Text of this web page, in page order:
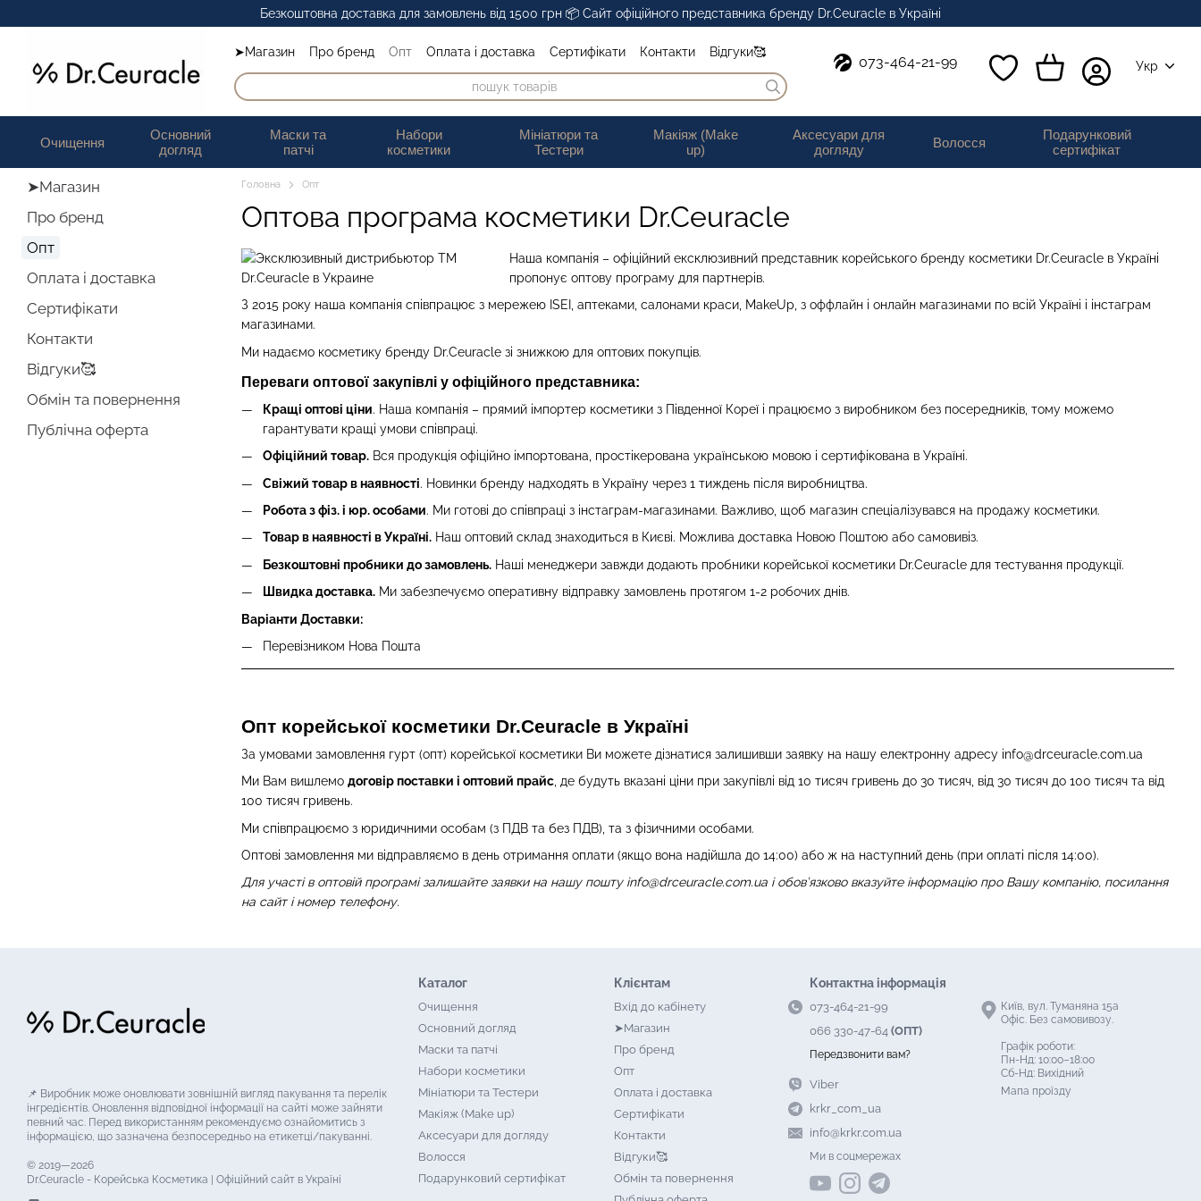
Безкоштовна доставка для замовлень від 1500 грн 📦 Сайт офіційного представника бренду Dr.Ceuracle в Україні
➤Магазин Про бренд Опт Оплата і доставка Сертифікати Контакти
Відгуки🥰
Обмін та повернення
Публічна оферта 073-464-21-99 Укр
Очищення
Основний
догляд
Маски та
патчі
Набори
косметики
Мініатюри та
Тестери
Макіяж (Make
up)
Аксесуари для
догляду
Волосся
Подарунковий
сертифікат
Головна Опт
Оптова програма косметики Dr.Ceuracle
Наша компанія – офіційний ексклюзивний представник корейського бренду косметики Dr.Ceuracle в Україні
пропонує оптову програму для партнерів.
З 2015 року наша компанія співпрацює з мережею ISEI, аптеками, салонами краси, MakeUp, з оффлайн і онлайн магазинами по всій Україні і інстаграм
магазинами.
Ми надаємо косметику бренду Dr.Ceuracle зі знижкою для оптових покупців.
Переваги оптової закупівлі у офіційного представника:
Кращі оптові ціни. Наша компанія – прямий імпортер косметики з Південної Кореї і працюємо з виробником без посередників, тому можемо
гарантувати кращі умови співпраці.
Офіційний товар. Вся продукція офіційно імпортована, простікерована українською мовою і сертифікована в Україні.
Свіжий товар в наявності. Новинки бренду надходять в Україну через 1 тиждень після виробництва.
Робота з фіз. і юр. особами. Ми готові до співпраці з інстаграм-магазинами. Важливо, щоб магазин спеціалізувався на продажу косметики.
Товар в наявності в Україні. Наш оптовий склад знаходиться в Києві. Можлива доставка Новою Поштою або самовивіз.
Безкоштовні пробники до замовлень. Наші менеджери завжди додають пробники корейської косметики Dr.Ceuracle для тестування продукції.
Швидка доставка. Ми забезпечуємо оперативну відправку замовлень протягом 1-2 робочих днів.
Варіанти Доставки:
Перевізником Нова Пошта
Опт корейської косметики Dr.Ceuracle в Україні
За умовами замовлення гурт (опт) корейської косметики Ви можете дізнатися залишивши заявку на нашу електронну адресу info@drceuracle.com.ua
Ми Вам вишлемо договір поставки і оптовий прайс, де будуть вказані ціни при закупівлі від 10 тисяч гривень до 30 тисяч, від 30 тисяч до 100 тисяч та від
100 тисяч гривень.
Ми співпрацюємо з юридичними особам (з ПДВ та без ПДВ), та з фізичними особами.
Оптові замовлення ми відправляємо в день отримання оплати (якщо вона надійшла до 14:00) або ж на наступний день (при оплаті після 14:00).
Для участі в оптовій програмі залишайте заявки на нашу пошту info@drceuracle.com.ua і обов’язково вказуйте інформацію про Вашу компанію, посилання
на сайт і номер телефону.
➤Магазин
Про бренд
Опт
Оплата і доставка
Сертифікати
Контакти
Відгуки🥰
Обмін та повернення
Публічна оферта
📌 Виробник може оновлювати зовнішній вигляд пакування та перелік
інгредієнтів. Оновлення відповідної інформації на сайті може зайняти
певний час. Перед використанням рекомендуємо ознайомитись з
інформацією, що зазначена безпосередньо на етикетці/пакуванні.
© 2019—2026
Dr.Ceuracle - Корейська Косметика | Офіційний сайт в Україні
Каталог
Очищення
Основний догляд
Маски та патчі
Набори косметики
Мініатюри та Тестери
Макіяж (Make up)
Аксесуари для догляду
Волосся
Подарунковий сертифікат
Клієнтам
Вхід до кабінету
➤Магазин
Про бренд
Опт
Оплата і доставка
Сертифікати
Контакти
Відгуки🥰
Обмін та повернення
Контактна інформація
073-464-21-99
066 330-47-64 (ОПТ)
Передзвонити вам?
Viber
krkr_com_ua
info@krkr.com.ua
Київ, вул. Туманяна 15а
Офіс. Без самовивозу.
Графік роботи:
Пн-Нд: 10:00–18:00
Сб-Нд: Вихідний
Мапа проїзду
Ми в соцмережах